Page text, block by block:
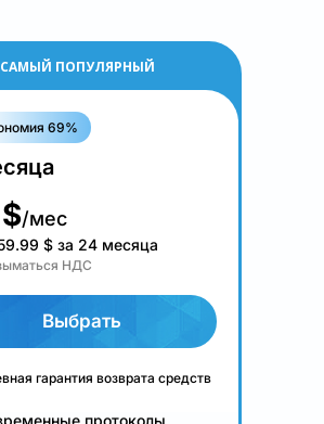
САМЫЙ ПОПУЛЯРНЫЙ
69%
$/мес
$ за 24 месяца
НДС
Выбрать
гарантия возврата средств